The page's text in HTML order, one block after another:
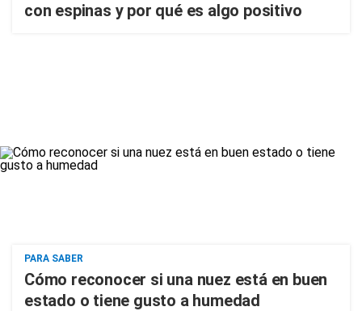
con espinas y por qué es algo positivo
PARA SABER
Cómo reconocer si una nuez está en buen
estado o tiene gusto a humedad